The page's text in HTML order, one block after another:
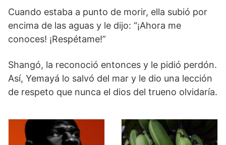
Cuando estaba a punto de morir, ella subió por
encima de las aguas y le dijo: “¡Ahora me
conoces! ¡Respétame!”
Shangó, la reconoció entonces y le pidió perdón.
Así, Yemayá lo salvó del mar y le dio una lección
de respeto que nunca el dios del trueno olvidaría.